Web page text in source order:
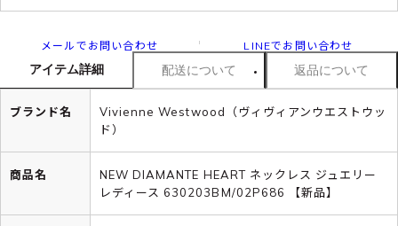
メールでお問い合わせ LINEでお問い合わせ
アイテム詳細 配送について 返品について
ブランド名
Vivienne Westwood（ヴィヴィアンウエストウッ
ド）
商品名
NEW DIAMANTE HEART ネックレス ジュエリー
レディース 630203BM/02P686 【新品】